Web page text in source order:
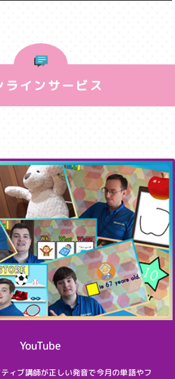
ラインサービス
YouTube
ィブ講師が正しい発音で今月の単語やフ